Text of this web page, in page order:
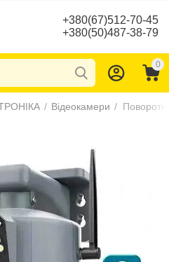
+380(67)512-70-45
+380(50)487-38-79
0
/ Відеокамери /